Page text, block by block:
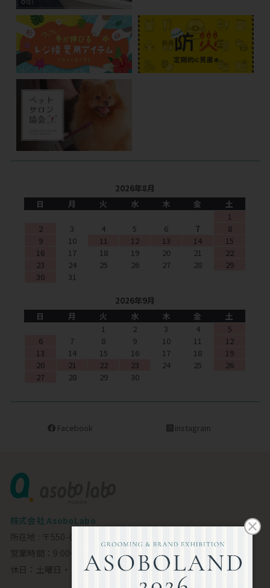
2026年8月
日
月 火 水 木 金
土
1
2
3 4 5 6 7
8
9
10 11 12 13 14
15
16
17 18 19 20 21
22
23
24 25 26 27 28
29
30
31
2026年9月
日
月 火 水 木 金
土
1
2 3 4
5
6
7 8 9 10 11
12
13
14 15 16 17 18
19
20
21 22 23 24 25
26
27
28 29 30
Facebook instagram
株式会社 AsoboLabo
所在地 : 〒550-0002 大阪市西区江戸堀1-23-11 6F
営業時間：9:00～18:00
休日：土曜日・日曜日・祝日